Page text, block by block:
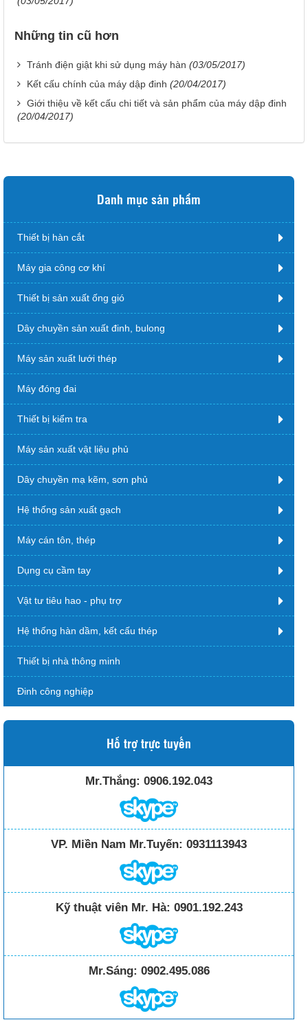
Những tin cũ hơn
Tránh điện giật khi sử dụng máy hàn (03/05/2017)
Kết cấu chính của máy dập đinh (20/04/2017)
Giới thiệu về kết cấu chi tiết và sản phẩm của máy dập đinh
(20/04/2017)
Danh mục sản phẩm
Thiết bị hàn cắt
Máy gia công cơ khí
Thiết bị sản xuất ống gió
Dây chuyền sản xuất đinh, bulong
Máy sản xuất lưới thép
Máy đóng đai
Thiết bị kiểm tra
Máy sản xuất vật liệu phủ
Dây chuyền mạ kẽm, sơn phủ
Hệ thống sản xuất gạch
Máy cán tôn, thép
Dụng cụ cầm tay
Vật tư tiêu hao - phụ trợ
Hệ thống hàn dầm, kết cấu thép
Thiết bị nhà thông minh
Đinh công nghiệp
Hỗ trợ trực tuyến
Mr.Thắng: 0906.192.043
VP. Miền Nam Mr.Tuyến: 0931113943
Kỹ thuật viên Mr. Hà: 0901.192.243
Mr.Sáng: 0902.495.086